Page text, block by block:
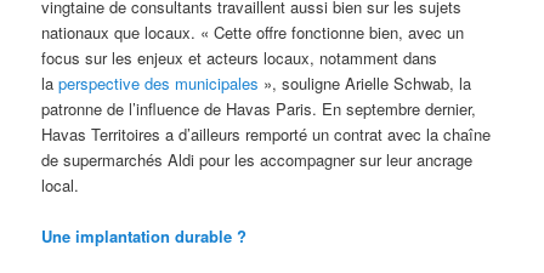
vingtaine de consultants travaillent aussi bien sur les sujets
nationaux que locaux. « Cette offre fonctionne bien, avec un
focus sur les enjeux et acteurs locaux, notamment dans
laperspective des municipales », souligne Arielle Schwab, la
patronne de l’influence de Havas Paris. En septembre dernier,
Havas Territoires a d’ailleurs remporté un contrat avec la chaîne
de supermarchés Aldi pour les accompagner sur leur ancrage
local.
Une implantation durable ?